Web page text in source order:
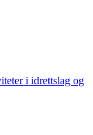
i idrettslag og